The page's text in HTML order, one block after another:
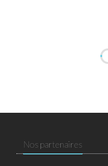
Nos partenaires